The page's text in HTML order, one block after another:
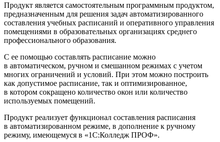
Продукт является самостоятельным программным продуктом,
предназначенным для решения задач автоматизированного
составления учебных расписаний и оперативного управления
помещениями в образовательных организациях среднего
профессионального образования.
С ее помощью составлять расписание можно
в автоматическом, ручном и смешанном режимах с учетом
многих ограничений и условий. При этом можно построить
как допустимое расписание, так и оптимизированное,
в котором сокращено количество окон или количество
используемых помещений.
Продукт реализует функционал составления расписания
в автоматизированном режиме, в дополнение к ручному
режиму, имеющемуся в «1С:Колледж ПРОФ».